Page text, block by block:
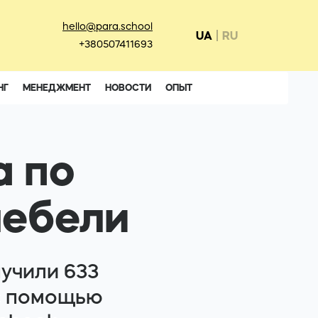
hello@para.school
+380507411693
UA RU
МЕНЕДЖМЕНТ НОВОСТИ ОПЫТ
по
633
помощью